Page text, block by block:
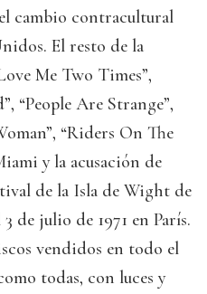
cambio contracultural
El resto de la
Me Two Times”,
“People Are Strange”,
“Riders On The
y la acusación de
de la Isla de Wight de
de julio de 1971 en París.
vendidos en todo el
todas, con luces y